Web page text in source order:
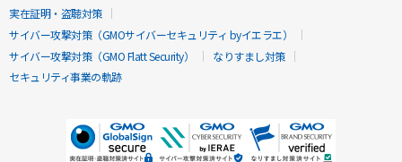
実在証明・盗聴対策
サイバー攻撃対策（GMOサイバーセキュリティ byイエラエ）
サイバー攻撃対策（GMO Flatt Security）
なりすまし対策
セキュリティ事業の軌跡